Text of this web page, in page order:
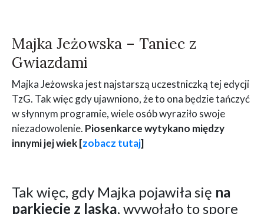
Majka Jeżowska – Taniec z
Gwiazdami
Majka Jeżowska jest najstarszą uczestniczką tej edycji
TzG. Tak więc gdy ujawniono, że to ona będzie tańczyć
w słynnym programie, wiele osób wyraziło swoje
niezadowolenie. Piosenkarce wytykano między
innymi jej wiek[zobacz tutaj]
Tak więc, gdy Majka pojawiła się na
parkiecie z laską, wywołało to spore